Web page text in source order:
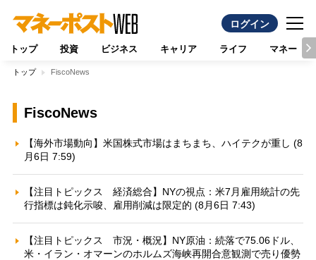
ログイン
トップ 投資 ビジネス キャリア ライフ マネー
トップ FiscoNews
FiscoNews
【海外市場動向】米国株式市場はまちまち、ハイテクが重し (8
月6日 7:59)
【注目トピックス 経済総合】NYの視点：米7月雇用統計の先
行指標は鈍化示唆、雇用削減は限定的 (8月6日 7:43)
【注目トピックス 市況・概況】NY原油：続落で75.06ドル、
米・イラン・オマーンのホルムズ海峡再開合意観測で売り優勢